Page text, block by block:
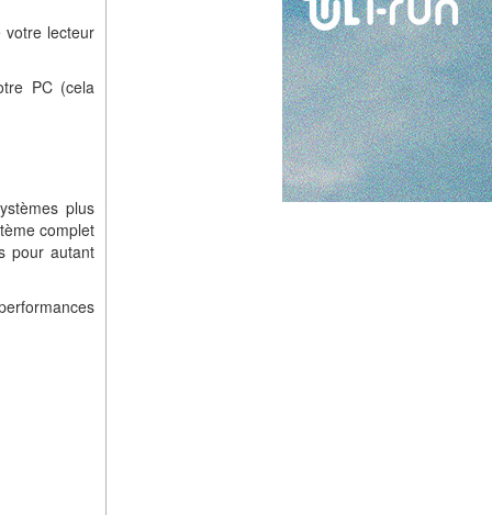
votre lecteur
PC (cela
plus
complet
pour autant